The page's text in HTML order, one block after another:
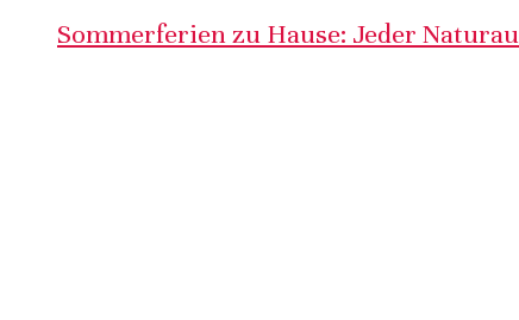
Sommerferien zu Hause: Jeder